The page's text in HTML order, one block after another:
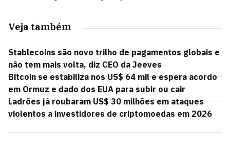
Veja também
Stablecoins são novo trilho de pagamentos globais e
não tem mais volta, diz CEO da Jeeves
Bitcoin se estabiliza nos US$ 64 mil e espera acordo
em Ormuz e dado dos EUA para subir ou cair
Ladrões já roubaram US$ 30 milhões em ataques
violentos a investidores de criptomoedas em 2026